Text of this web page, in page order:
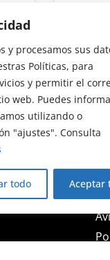
y procesamos sus
Políticas, para
y permitir el
web. Puedes
utilizando o
"ajustes". Consulta
todo Aceptar